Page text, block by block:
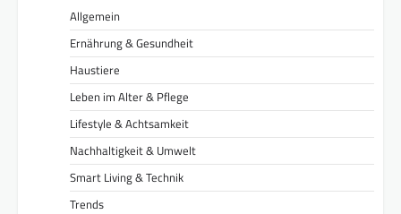
Allgemein
Ernährung & Gesundheit
Haustiere
Leben im Alter & Pflege
Lifestyle & Achtsamkeit
Nachhaltigkeit & Umwelt
Smart Living & Technik
Trends